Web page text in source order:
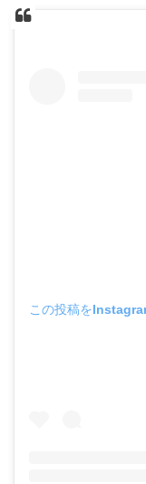
この投稿を